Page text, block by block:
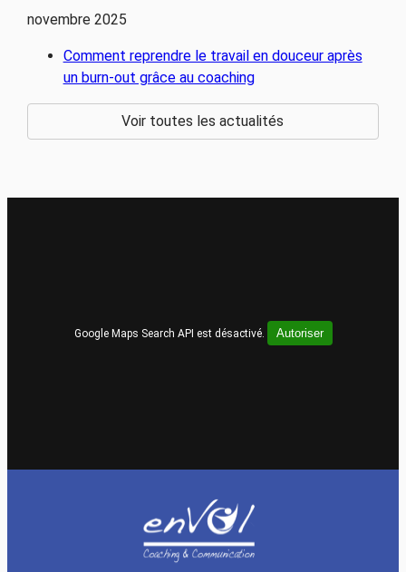
novembre 2025
Comment reprendre le travail en douceur après
un burn-out grâce au coaching
Voir toutes les actualités
Google Maps Search API est désactivé. Autoriser